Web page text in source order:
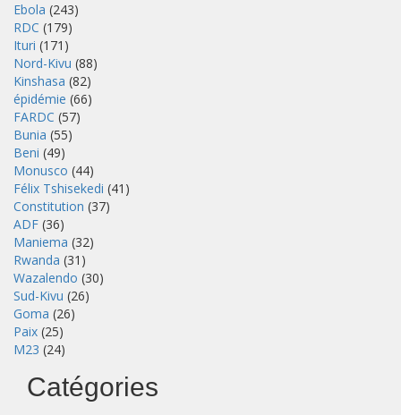
Ebola (243)
RDC (179)
Ituri (171)
Nord-Kivu (88)
Kinshasa (82)
épidémie (66)
FARDC (57)
Bunia (55)
Beni (49)
Monusco (44)
Félix Tshisekedi (41)
Constitution (37)
ADF (36)
Maniema (32)
Rwanda (31)
Wazalendo (30)
Sud-Kivu (26)
Goma (26)
Paix (25)
M23 (24)
Catégories